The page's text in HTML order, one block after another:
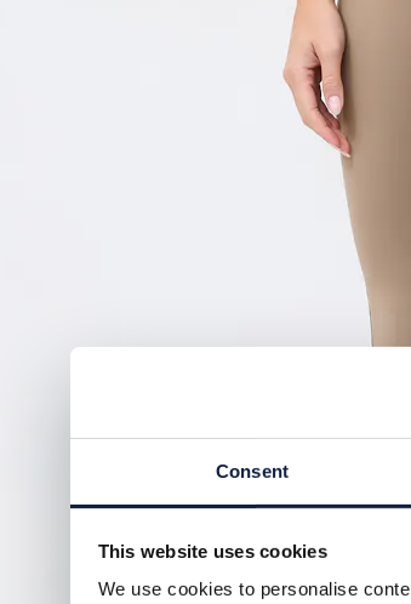
Consent
This website uses cookies
We use cookies to personalise